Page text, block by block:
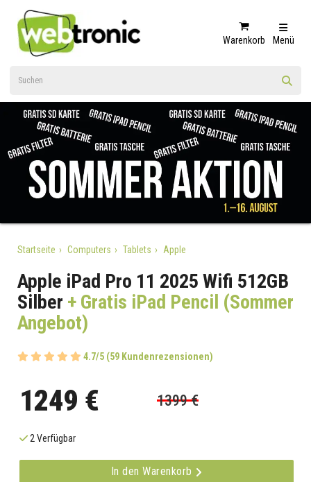
Warenkorb Menü
Startseite Computers Tablets Apple
Apple iPad Pro 11 2025 Wifi 512GB
Silber + Gratis iPad Pencil (Sommer
Angebot)
4.7/5 (59 Kundenrezensionen)
1249 € 1399 €
2 Verfügbar
In den Warenkorb